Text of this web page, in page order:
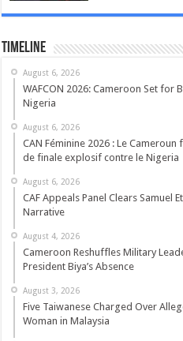
Timeline
August 6, 2026
WAFCON 2026: Cameroon Set for
Nigeria
August 6, 2026
CAN Féminine 2026 : Le
de finale explosif contre le Nigeria
August 6, 2026
CAF Appeals Panel Clears Samuel
Narrative
August 4, 2026
Cameroon Reshuffles Military
President Biya’s Absence
August 3, 2026
Five Taiwanese Charged Over
Woman in Malaysia